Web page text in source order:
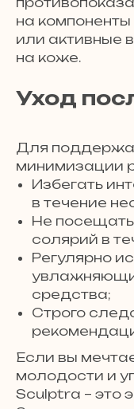
на
или активные
на коже.
Уход
Для
минимизации
Избегать
в течение
Не
солярий в
Регулярно
средства;
Строго
Если вы
молодости и
Sculptra – это